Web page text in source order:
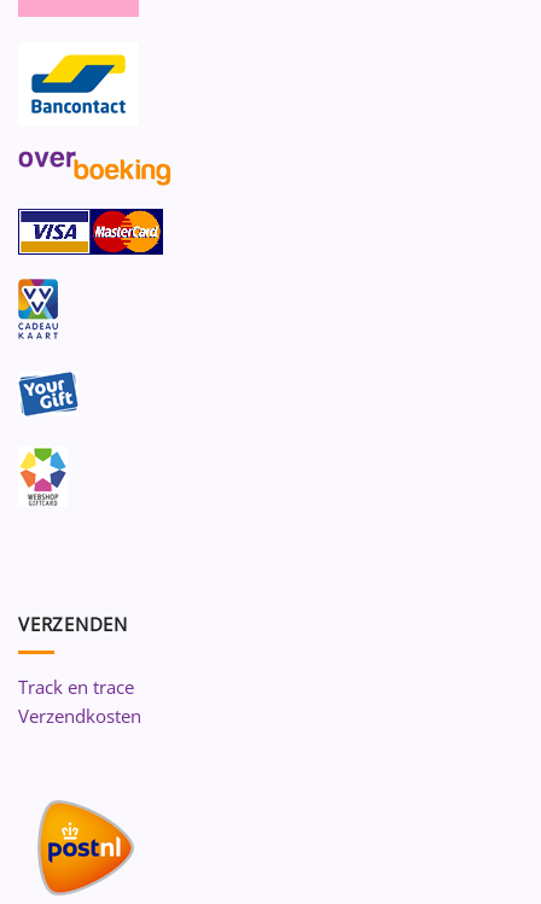
VERZENDEN
Track en trace
Verzendkosten